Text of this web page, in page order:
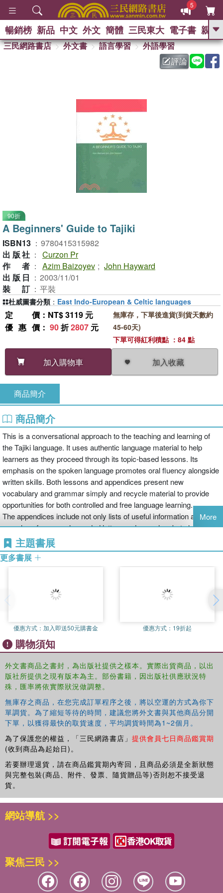
5
GO
暢銷榜 新品 中文 外文 簡體 三民東大 電子書 親子
三民網路書店 外文書 語言學習
外語學習
評論
90折
A Beginners' Guide to Tajiki
ISBN13 ： 9780415315982
出版社 ： Curzon Pr
作者 ： Azim Baizoyev ; John Hayward
出版日 ： 2003/11/01
裝訂 ： 平裝
定價 ：NT$ 3119 元
優惠價 ： 90折2807 元
加入購物車 加入收藏
無庫存，下單後進貨(到貨天數約
45-60天)
下單可得紅利積點 ：84 點
杜威圖書分類 ： East Indo-European & Celtic languages
商品簡介
商品簡介
This is a conversational approach to the teaching and learning of
the Tajiki language. It uses authentic language material to help
learners as they proceed through its topic-based lessons. Its
emphasis on the spoken language promotes oral fluency alongside
written skills. Both lessons and appendices present new
vocabulary and grammar simply and recycle material to provide
opportunities for both controlled and free language learning.
The appendices include not only lists of useful information and
samples of commonly needed letters and speeches but also an
invaluable introduction to Tajiki grammar and a comprehensive
Tajiki-English dictionary of all the book's vocabulary - over 4500
definitions.
More
主題書展
更多書展
優惠方式： 加入即送50元購書金 優惠方式： 19折起
購物須知
外文書商品之書封，為出版社提供之樣本。實際出貨商品，以出
版社所提供之現有版本為主。部份書籍，因出版社供應狀況特
殊，匯率將依實際狀況做調整。
無庫存之商品，在您完成訂單程序之後，將以空運的方式為你下
單調貨。為了縮短等待的時間，建議您將外文書與其他商品分開
下單，以獲得最快的取貨速度，平均調貨時間為1~2個月。
為了保護您的權益，「三民網路書店」 提供會員七日商品鑑賞期
(收到商品為起始日)。
若要辦理退貨，請在商品鑑賞期內寄回，且商品必須是全新狀態
與完整包裝(商品、附件、發票、隨貨贈品等)否則恕不接受退
貨。
網站導航 >>
聚焦三民 >>